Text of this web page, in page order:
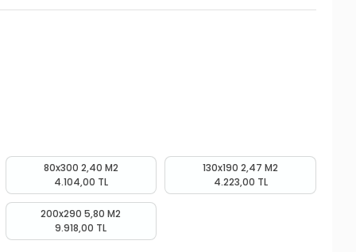
80x300 2,40 M2
4.104,00 TL
130x190 2,47 M2
4.223,00 TL
200x290 5,80 M2
9.918,00 TL